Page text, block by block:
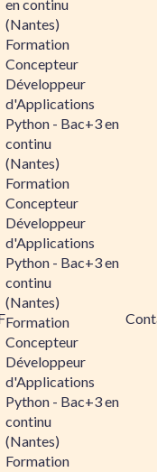
en continu
(Nantes)
Formation
Concepteur
Développeur
d'Applications
Python - Bac+3 en
continu
(Nantes)
Formation
Concepteur
Développeur
d'Applications
Python - Bac+3 en
continu
(Nantes)
Formation
Concepteur
Développeur
d'Applications
Python - Bac+3 en
continu
(Nantes)
Formation